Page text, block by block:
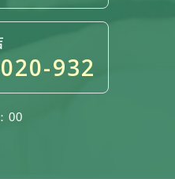
932
00